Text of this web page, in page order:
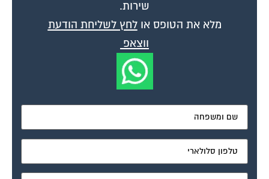
מלא את הטופס אולחץ לשליחת הודעת
ווצאפ